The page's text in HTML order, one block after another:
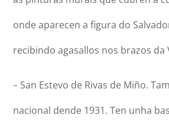
onde aparecen a figura do
recibindo agasallos nos brazos da
– San Estevo de Rivas de Miño.
nacional dende 1931. Ten unha